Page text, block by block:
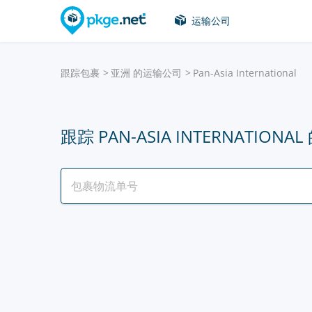
运输公司
跟踪包裹 亚洲 的运输公司 Pan-Asia International
跟踪 PAN-ASIA INTERNATIONAL